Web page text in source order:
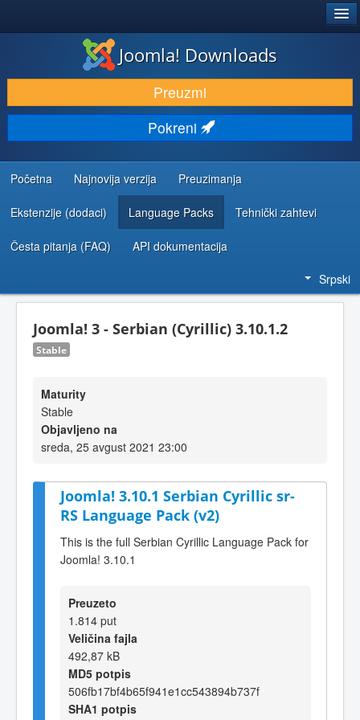
PREUZIMANJE I PROŠIRENJA (EKSTENZIJE)
OTKRIJTE I NAUČITE
ZAJEDNICA I PODRŠKA
RESURSI ZA RAZVOJ
Joomla! Downloads
Preuzmi
Pokreni
Početna Najnovija verzija Preuzimanja
Ekstenzije (dodaci) Language Packs Tehnički zahtevi
Česta pitanja (FAQ) API dokumentacija
Srpski
Joomla! 3 - Serbian (Cyrillic) 3.10.1.2
Stable
Maturity
Stable
Objavljeno na
sreda, 25 avgust 2021 23:00
Joomla! 3.10.1 Serbian Cyrillic sr-
RS Language Pack (v2)
This is the full Serbian Cyrillic Language Pack for
Joomla! 3.10.1
Preuzeto
1.814 put
Veličina fajla
492,87 kB
MD5 potpis
506fb17bf4b65f941e1cc543894b737f
SHA1 potpis